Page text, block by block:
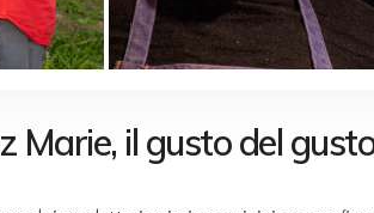
Marie, il gusto del